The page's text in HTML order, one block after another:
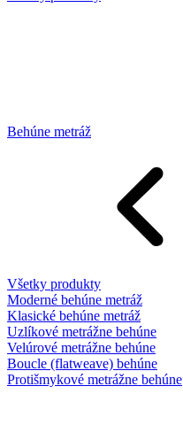
Behúne metráž
Všetky produkty
Moderné behúne metráž
Klasické behúne metráž
Uzlíkové metrážne behúne
Velúrové metrážne behúne
Boucle (flatweave) behúne
Protišmykové metrážne behúne